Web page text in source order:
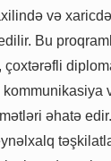
və
Bu
əhatə